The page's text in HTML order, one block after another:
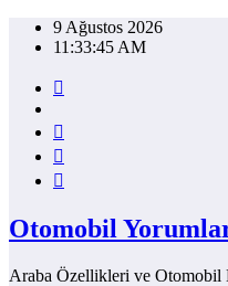
İçeriğe9 Ağustos 2026
11:33:45 AM
Otomobil
Araba Özellikleri ve Otomobil